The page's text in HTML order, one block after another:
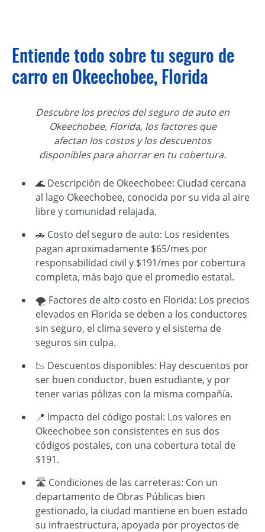
Entiende todo sobre tu seguro de
carro en Okeechobee, Florida
Descubre los precios del seguro de auto en
Okeechobee, Florida, los factores que
afectan los costos y los descuentos
disponibles para ahorrar en tu cobertura.
🌊 Descripción de Okeechobee: Ciudad cercana
al lago Okeechobee, conocida por su vida al aire
libre y comunidad relajada.
🚗 Costo del seguro de auto: Los residentes
pagan aproximadamente $65/mes por
responsabilidad civil y $191/mes por cobertura
completa, más bajo que el promedio estatal.
🌪️ Factores de alto costo en Florida: Los precios
elevados en Florida se deben a los conductores
sin seguro, el clima severo y el sistema de
seguros sin culpa.
📉 Descuentos disponibles: Hay descuentos por
ser buen conductor, buen estudiante, y por
tener varias pólizas con la misma compañía.
📍 Impacto del código postal: Los valores en
Okeechobee son consistentes en sus dos
códigos postales, con una cobertura total de
$191.
🛣️ Condiciones de las carreteras: Con un
departamento de Obras Públicas bien
gestionado, la ciudad mantiene en buen estado
su infraestructura, apoyada por proyectos de